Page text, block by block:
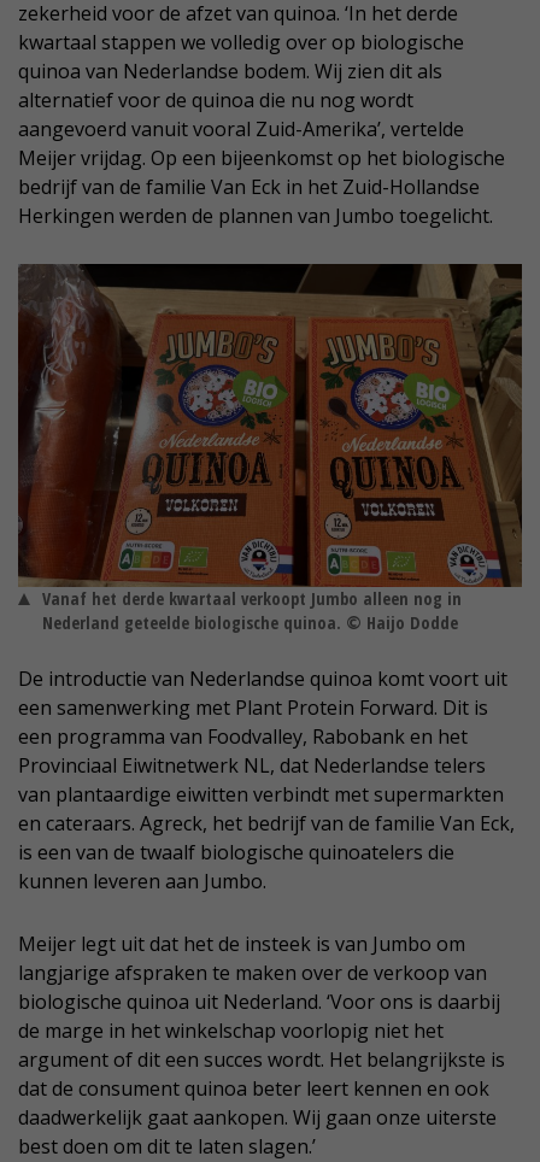
zekerheid voor de afzet van quinoa. ‘In het derde
kwartaal stappen we volledig over op biologische
quinoa van Nederlandse bodem. Wij zien dit als
alternatief voor de quinoa die nu nog wordt
aangevoerd vanuit vooral Zuid-Amerika’, vertelde
Meijer vrijdag. Op een bijeenkomst op het biologische
bedrijf van de familie Van Eck in het Zuid-Hollandse
Herkingen werden de plannen van Jumbo toegelicht.
Vanaf het derde kwartaal verkoopt Jumbo alleen nog in
Nederland geteelde biologische quinoa. © Haijo Dodde
De introductie van Nederlandse quinoa komt voort uit
een samenwerking met Plant Protein Forward. Dit is
een programma van Foodvalley, Rabobank en het
Provinciaal Eiwitnetwerk NL, dat Nederlandse telers
van plantaardige eiwitten verbindt met supermarkten
en cateraars. Agreck, het bedrijf van de familie Van Eck,
is een van de twaalf biologische quinoatelers die
kunnen leveren aan Jumbo.
Meijer legt uit dat het de insteek is van Jumbo om
langjarige afspraken te maken over de verkoop van
biologische quinoa uit Nederland. ‘Voor ons is daarbij
de marge in het winkelschap voorlopig niet het
argument of dit een succes wordt. Het belangrijkste is
dat de consument quinoa beter leert kennen en ook
daadwerkelijk gaat aankopen. Wij gaan onze uiterste
best doen om dit te laten slagen.’